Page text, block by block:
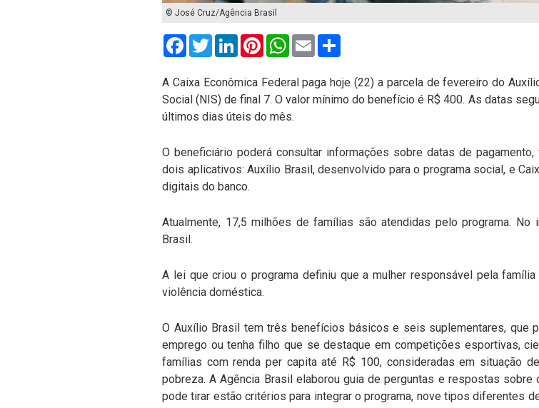
© José Cruz/Agência Brasil
FacebookTwitterLinkedInPinterestWhatsApp
Email
A Caixa Econômica Federal paga hoje (22) a parcela de fevereiro do
Social (NIS) de final 7. O valor mínimo do benefício é R$ 400. As datas
últimos dias úteis do mês.
O beneficiário poderá consultar informações sobre datas de
dois aplicativos: Auxílio Brasil, desenvolvido para o programa social, e
digitais do banco.
Atualmente, 17,5 milhões de famílias são atendidas pelo programa.
Brasil.
A lei que criou o programa definiu que a mulher responsável pela
violência doméstica.
O Auxílio Brasil tem três benefícios básicos e seis suplementares, que
emprego ou tenha filho que se destaque em competições esportivas,
famílias com renda per capita até R$ 100, consideradas em situação
pobreza. A Agência Brasil elaborou guia de perguntas e respostas
pode tirar estão critérios para integrar o programa, nove tipos diferentes